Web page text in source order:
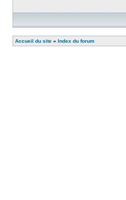
Accueil du site » Index du forum